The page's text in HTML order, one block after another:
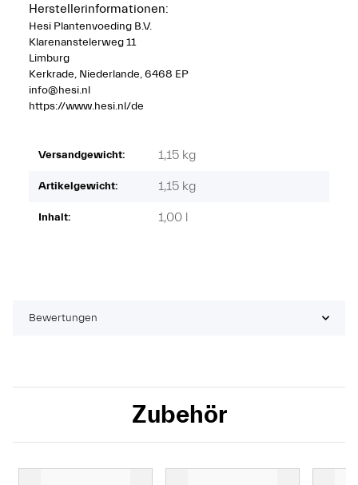
Herstellerinformationen:
Hesi Plantenvoeding B.V.
Klarenanstelerweg 11
Limburg
Kerkrade, Niederlande, 6468 EP
info@hesi.nl
https://www.hesi.nl/de
Versandgewicht: 1,15 kg
Artikelgewicht: 1,15 kg
Inhalt: 1,00 l
Bewertungen
Zubehör